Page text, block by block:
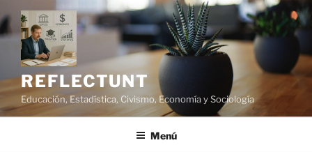
Saltar
al
contenido
REFLECTUNT
Educación, Estadística, Civismo, Economía y Sociología
Menú